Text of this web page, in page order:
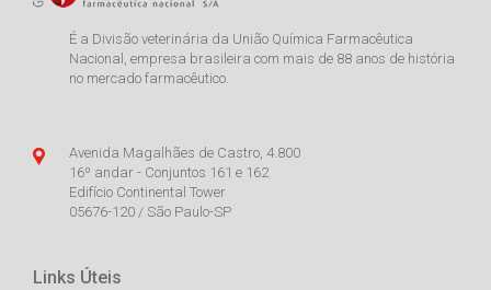
É a Divisão veterinária da União Química Farmacêutica
Nacional, empresa brasileira com mais de 88 anos de história
no mercado farmacêutico.
Avenida Magalhães de Castro, 4.800
16º andar - Conjuntos 161 e 162
Edifício Continental Tower
05676-120 / São Paulo-SP
Links Úteis